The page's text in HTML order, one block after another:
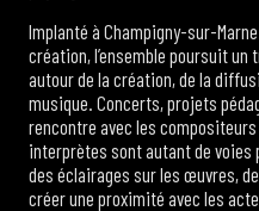
Implanté à Champigny-sur-
création, l’ensemble poursuit
autour de la création, de la
musique. Concerts, projets
rencontre avec les
interprètes sont autant de voies
des éclairages sur les œuvres,
créer une proximité avec les